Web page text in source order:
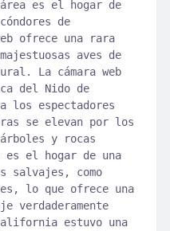
es el hogar de
de
ofrece una rara
aves de
La cámara web
del Nido de
los espectadores
se elevan por los
y rocas
es el hogar de una
salvajes, como
lo que ofrece una
verdaderamente
estuvo una